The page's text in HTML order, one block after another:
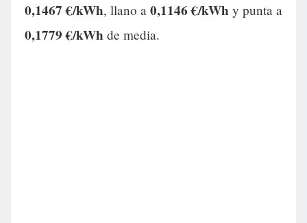
0,1467 €/kWh, llano a 0,1146 €/kWh y punta a
0,1779 €/kWh de media.